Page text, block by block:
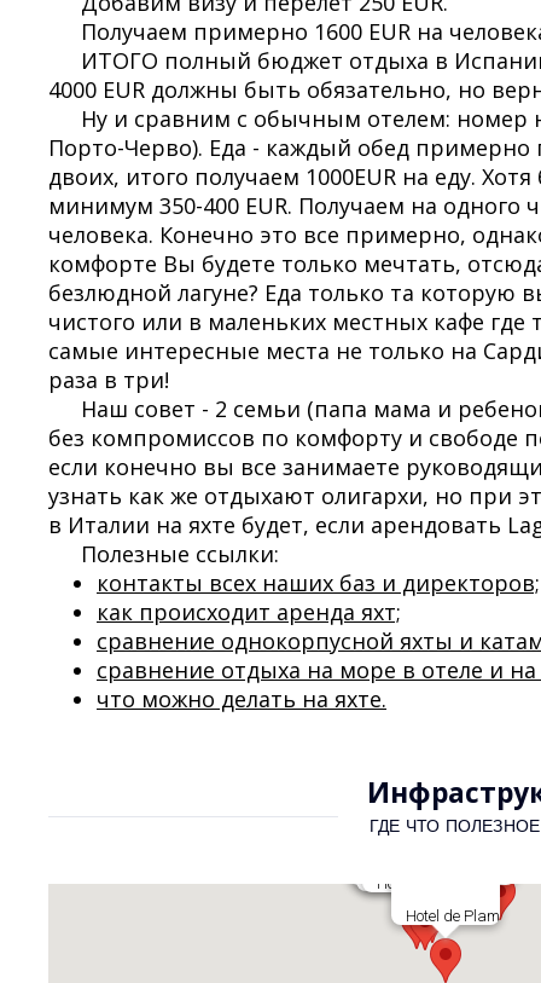
Получаем примерно 1600 EUR на
ИТОГО полный бюджет отдыха в Испании
4000 EUR должны быть обязательно, но
Ну и сравним с обычным отелем: номер
Порто-Черво). Еда - каждый обед примерно
двоих, итого получаем 1000EUR на еду.
минимум 350-400 EUR. Получаем на одного
человека. Конечно это все примерно,
комфорте Вы будете только мечтать,
безлюдной лагуне? Еда только та которую
чистого или в маленьких местных кафе
самые интересные места не только на
раза в три!
Наш совет - 2 семьи (папа мама и
без компромиссов по комфорту и свободе
если конечно вы все занимаете
узнать как же отдыхают олигархи, но при
в Италии на яхте будет, если арендовать
Полезные ссылки:
контакты всех наших баз и директоров;
как происходит аренда яхт;
сравнение однокорпусной яхты и
сравнение отдыха на море в отеле и на
что можно делать на яхте.
ГДЕ ЧТО
Hotel de Plam
Hotel Panorama
Hotel Terranova